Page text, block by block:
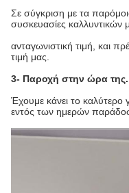
Σε σύγκριση με τα
συσκευασίες καλλυντικών
ανταγωνιστική τιμή, και
τιμή μας.
3- Παροχή στην ώρα της.
Έχουμε κάνει το
εντός των ημερών